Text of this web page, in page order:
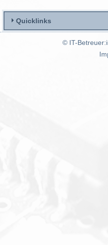
Quicklinks
© IT-